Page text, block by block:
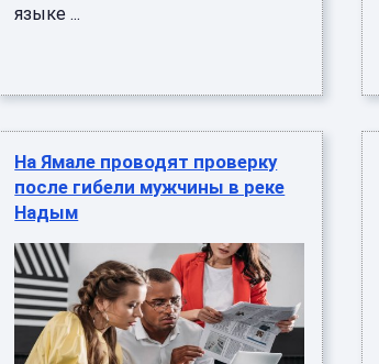
языке ...
На Ямале проводят проверку
после гибели мужчины в реке
Надым